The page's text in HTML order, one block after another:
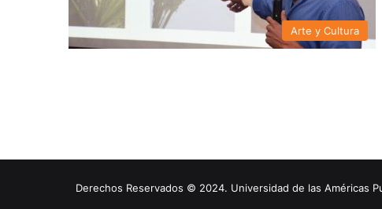
Arte y Cultura
Derechos Reservados © 2024. Universidad de las Américas